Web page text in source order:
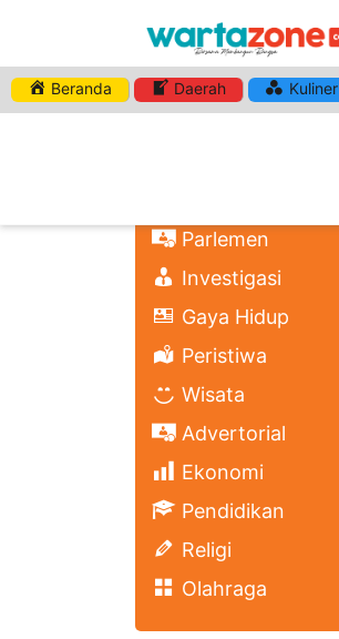
Beranda Daerah Kuliner
Parlemen
Investigasi
Gaya Hidup
Peristiwa
Wisata
Advertorial
Ekonomi
Pendidikan
Religi
Olahraga